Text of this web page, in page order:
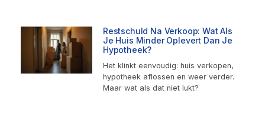
Restschuld Na Verkoop: Wat Als
Je Huis Minder Oplevert Dan Je
Hypotheek?
Het klinkt eenvoudig: huis verkopen,
hypotheek aflossen en weer verder.
Maar wat als dat niet lukt?